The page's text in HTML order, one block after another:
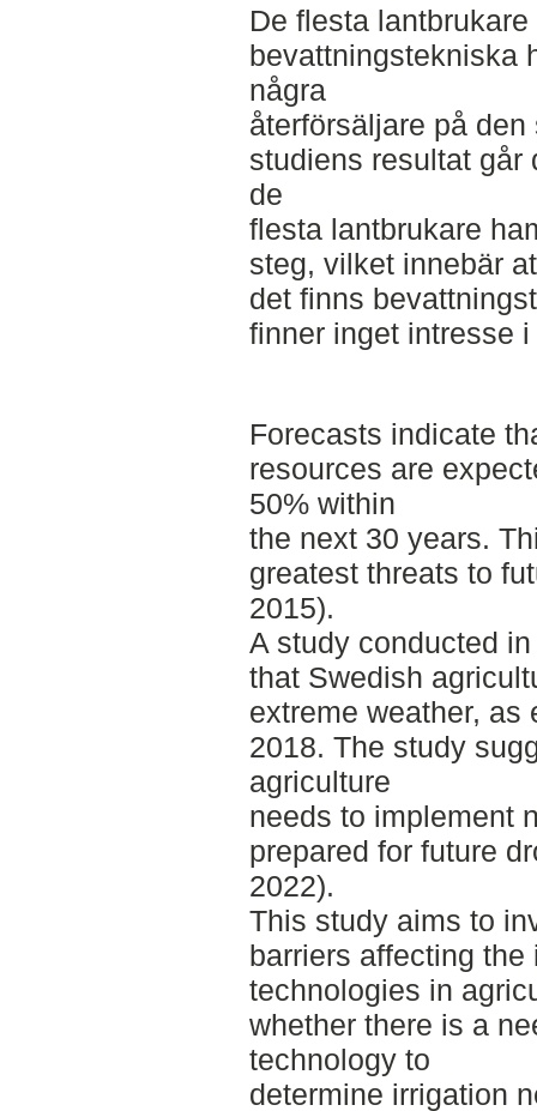
De flesta
bevattningstekniska
några
återförsäljare på
studiens resultat går
de
flesta lantbrukare
steg, vilket innebär
det finns
finner inget intresse
Forecasts indicate
resources are
50% within
the next 30 years.
greatest threats to
2015).
A study conducted
that Swedish
extreme weather, as
2018. The study
agriculture
needs to implement
prepared for future
2022).
This study aims to
barriers affecting
technologies in
whether there is a
technology to
determine irrigation